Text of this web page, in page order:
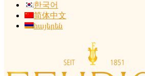
한국어
简体中文
հայերեն